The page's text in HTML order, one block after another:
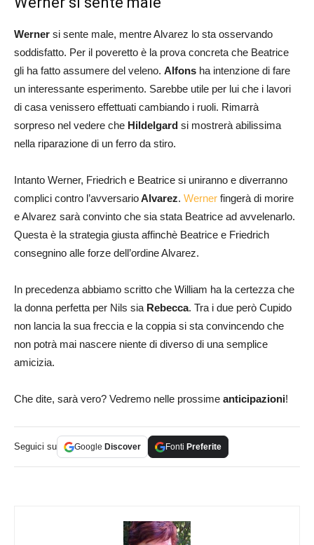
Werner si sente male, mentre Alvarez lo sta osservando
soddisfatto. Per il poveretto è la prova concreta che Beatrice
gli ha fatto assumere del veleno. Alfons ha intenzione di fare
un interessante esperimento. Sarebbe utile per lui che i lavori
di casa venissero effettuati cambiando i ruoli. Rimarrà
sorpreso nel vedere che Hildelgard si mostrerà abilissima
nella riparazione di un ferro da stiro.
Intanto Werner, Friedrich e Beatrice si uniranno e diverranno
complici contro l’avversarioAlvarez. Werner fingerà di morire
e Alvarez sarà convinto che sia stata Beatrice ad avvelenarlo.
Questa è la strategia giusta affinchè Beatrice e Friedrich
consegnino alle forze dell’ordine Alvarez.
In precedenza abbiamo scritto che William ha la certezza che
la donna perfetta per Nils sia Rebecca. Tra i due però Cupido
non lancia la sua freccia e la coppia si sta convincendo che
non potrà mai nascere niente di diverso di una semplice
amicizia.
Che dite, sarà vero? Vedremo nelle prossime anticipazioni!
Seguici su Google Discover Fonti Preferite